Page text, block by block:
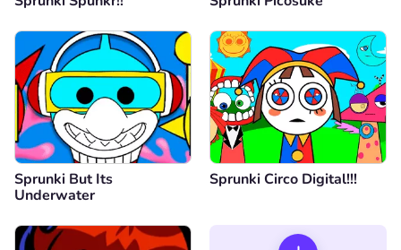
Sprunki But Its
Underwater
Sprunki Circo Digital!!!